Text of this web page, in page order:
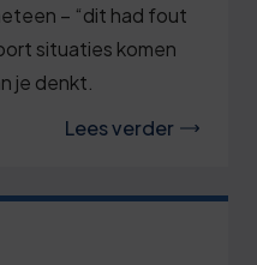
– “dit had fout
situaties komen
je denkt.
Lees verder